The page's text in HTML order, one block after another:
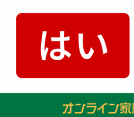
＼入力はカン